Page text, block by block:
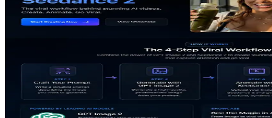
提示词怎么写才有效
大多数人写提示词的方式就像在搜索引擎里打关键词。这是
定向描述——把它想象成给艺术总监写创意简
搜索。你描述得越具体，出意外的概率越低。
基础公式